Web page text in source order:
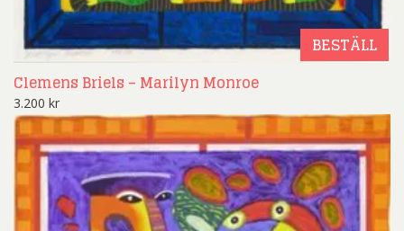
BESTÄLL
Clemens Briels – Marilyn Monroe
3.200 kr